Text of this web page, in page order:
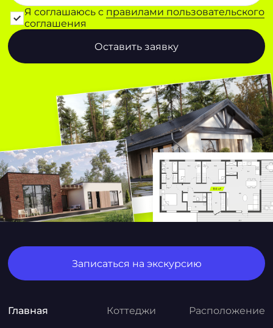
Я соглашаюсь с правилами пользовательского
соглашения
Записаться на экскурсию
Главная Коттеджи Расположение